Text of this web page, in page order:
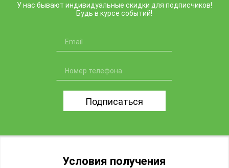
У нас бывают индивидуальные скидки для подписчиков!
Будь в курсе событий!
Подписаться
Условия получения